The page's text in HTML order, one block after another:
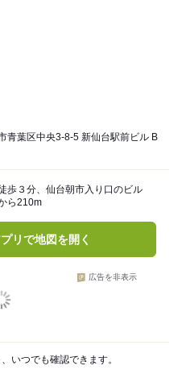
青葉区中央3-8-5 新仙台駅前ビル B
歩３分、仙台朝市入り口のビル
ら210m
リで地図を開く
広告を非表示
いつでも確認できます。